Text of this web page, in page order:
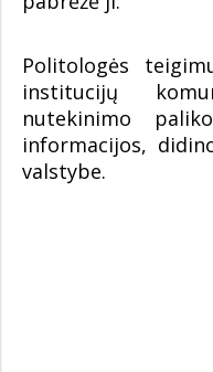
Politologės
institucijų
nutekinimo
informacijos,
valstybe.